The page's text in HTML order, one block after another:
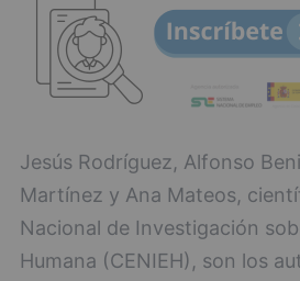
Jesús Rodríguez, Alfonso
Martínez y Ana Mateos,
Nacional de Investigación
Humana (CENIEH), son los